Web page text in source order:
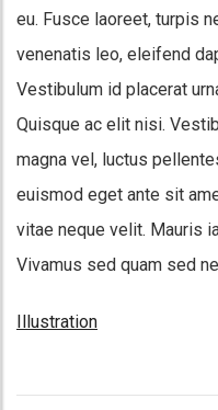
eu. Fusce laoreet, turpis
venenatis leo, eleifend
Vestibulum id placerat
Quisque ac elit nisi.
magna vel, luctus
euismod eget ante sit
vitae neque velit. Mauris
Vivamus sed quam sed
Illustration